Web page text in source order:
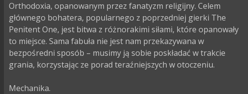
Orthodoxia, opanowanym przez fanatyzm religijny. Celem
głównego bohatera, popularnego z poprzedniej gierki The
Penitent One, jest bitwa z różnorakimi siłami, które opanowały
to miejsce. Sama fabuła nie jest nam przekazywana w
bezpośredni sposób – musimy ją sobie poskładać w trakcie
grania, korzystając ze porad teraźniejszych w otoczeniu.
Mechanika.